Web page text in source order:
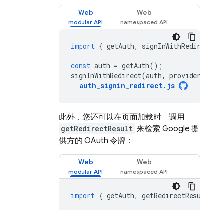
Web Web
import { getAuth, signInWithRedirect
const auth = getAuth();
signInWithRedirect(auth, provider
auth_signin_redirect. js
此外，您还可以在页面加载时，调用
getRedirectResult 来检索 Google 提
供方的 OAuth 令牌：
Web Web
import { getAuth, getRedirectResult